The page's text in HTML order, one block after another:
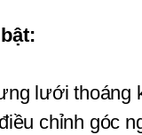
lưới thoáng
chỉnh góc